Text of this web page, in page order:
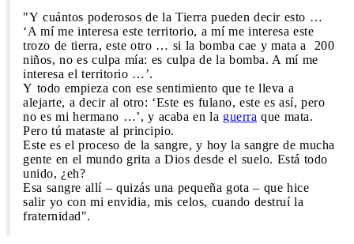
"Y cuántos poderosos de la Tierra pueden decir esto …
‘A mí me interesa este territorio, a mí me interesa este
trozo de tierra, este otro … si la bomba cae y mata a 200
niños, no es culpa mía: es culpa de la bomba. A mí me
interesa el territorio …’.
Y todo empieza con ese sentimiento que te lleva a
alejarte, a decir al otro: ‘Este es fulano, este es así, pero
no es mi hermano …’, y acaba en la guerra que mata.
Pero tú mataste al principio.
Este es el proceso de la sangre, y hoy la sangre de mucha
gente en el mundo grita a Dios desde el suelo. Está todo
unido, ¿eh?
Esa sangre allí – quizás una pequeña gota – que hice
salir yo con mi envidia, mis celos, cuando destruí la
fraternidad".